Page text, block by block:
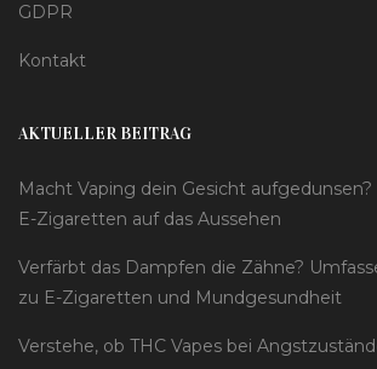
GDPR
Kontakt
AKTUELLER BEITRAG
Macht Vaping dein Gesicht
E-Zigaretten auf das Aussehen
Verfärbt das Dampfen die Zähne?
zu E-Zigaretten und Mundgesundheit
Verstehe, ob THC Vapes bei